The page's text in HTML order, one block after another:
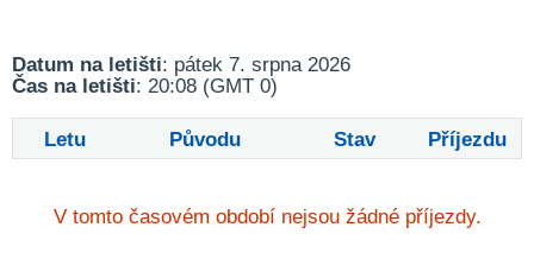
Datum na letišti: pátek 7. srpna 2026
Čas na letišti: 20:08 (GMT 0)
Letu Původu Stav Příjezdu
V tomto časovém období nejsou žádné příjezdy.